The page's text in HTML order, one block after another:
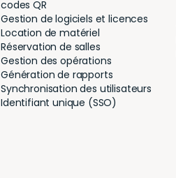
codes QR
Gestion de logiciels et licences
Location de matériel
Réservation de salles
Gestion des opérations
Génération de rapports
Synchronisation des utilisateurs
Identifiant unique (SSO)